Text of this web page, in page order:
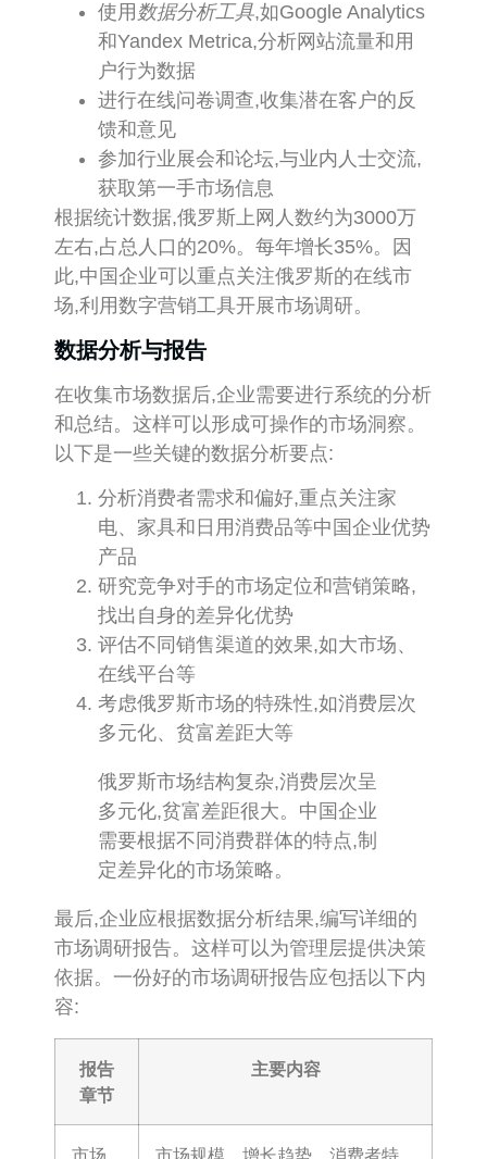
使用 数据分析工具,如Google Analytics
和Yandex Metrica,分析网站流量和用
户行为数据
进行在线问卷调查,收集潜在客户的反
馈和意见
参加行业展会和论坛,与业内人士交流,
获取第一手市场信息
根据统计数据,俄罗斯上网人数约为3000万
左右,占总人口的20%。每年增长35%。因
此,中国企业可以重点关注俄罗斯的在线市
场,利用数字营销工具开展市场调研。
数据分析与报告
在收集市场数据后,企业需要进行系统的分析
和总结。这样可以形成可操作的市场洞察。
以下是一些关键的数据分析要点:
分析消费者需求和偏好,重点关注家
电、家具和日用消费品等中国企业优势
产品
研究竞争对手的市场定位和营销策略,
找出自身的差异化优势
评估不同销售渠道的效果,如大市场、
在线平台等
考虑俄罗斯市场的特殊性,如消费层次
多元化、贫富差距大等
俄罗斯市场结构复杂,消费层次呈
多元化,贫富差距很大。中国企业
需要根据不同消费群体的特点,制
定差异化的市场策略。
最后,企业应根据数据分析结果,编写详细的
市场调研报告。这样可以为管理层提供决策
依据。一份好的市场调研报告应包括以下内
容:
报告
章节
主要内容
市场 市场规模、增长趋势、消费者特